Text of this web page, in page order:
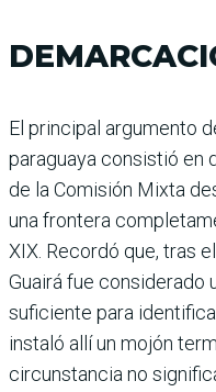
El principal argumento
paraguaya consistió en
de la Comisión Mixta
una frontera
XIX. Recordó que, tras
Guairá fue considerado
suficiente para
instaló allí un mojón
circunstancia no